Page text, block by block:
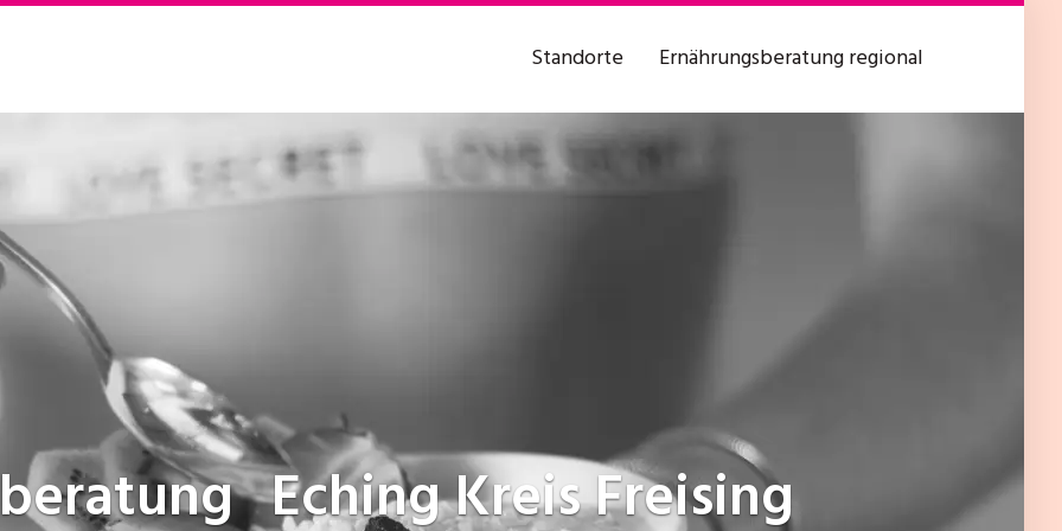
Standorte Ernährungsberatung regional
Eching Kreis Freising